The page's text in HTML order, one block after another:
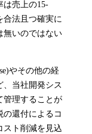
は売上の15-
合法且つ確実に
無いのではない
やその他の経
、当社開発シス
管理することが
の還付によるコ
スト削減を見込